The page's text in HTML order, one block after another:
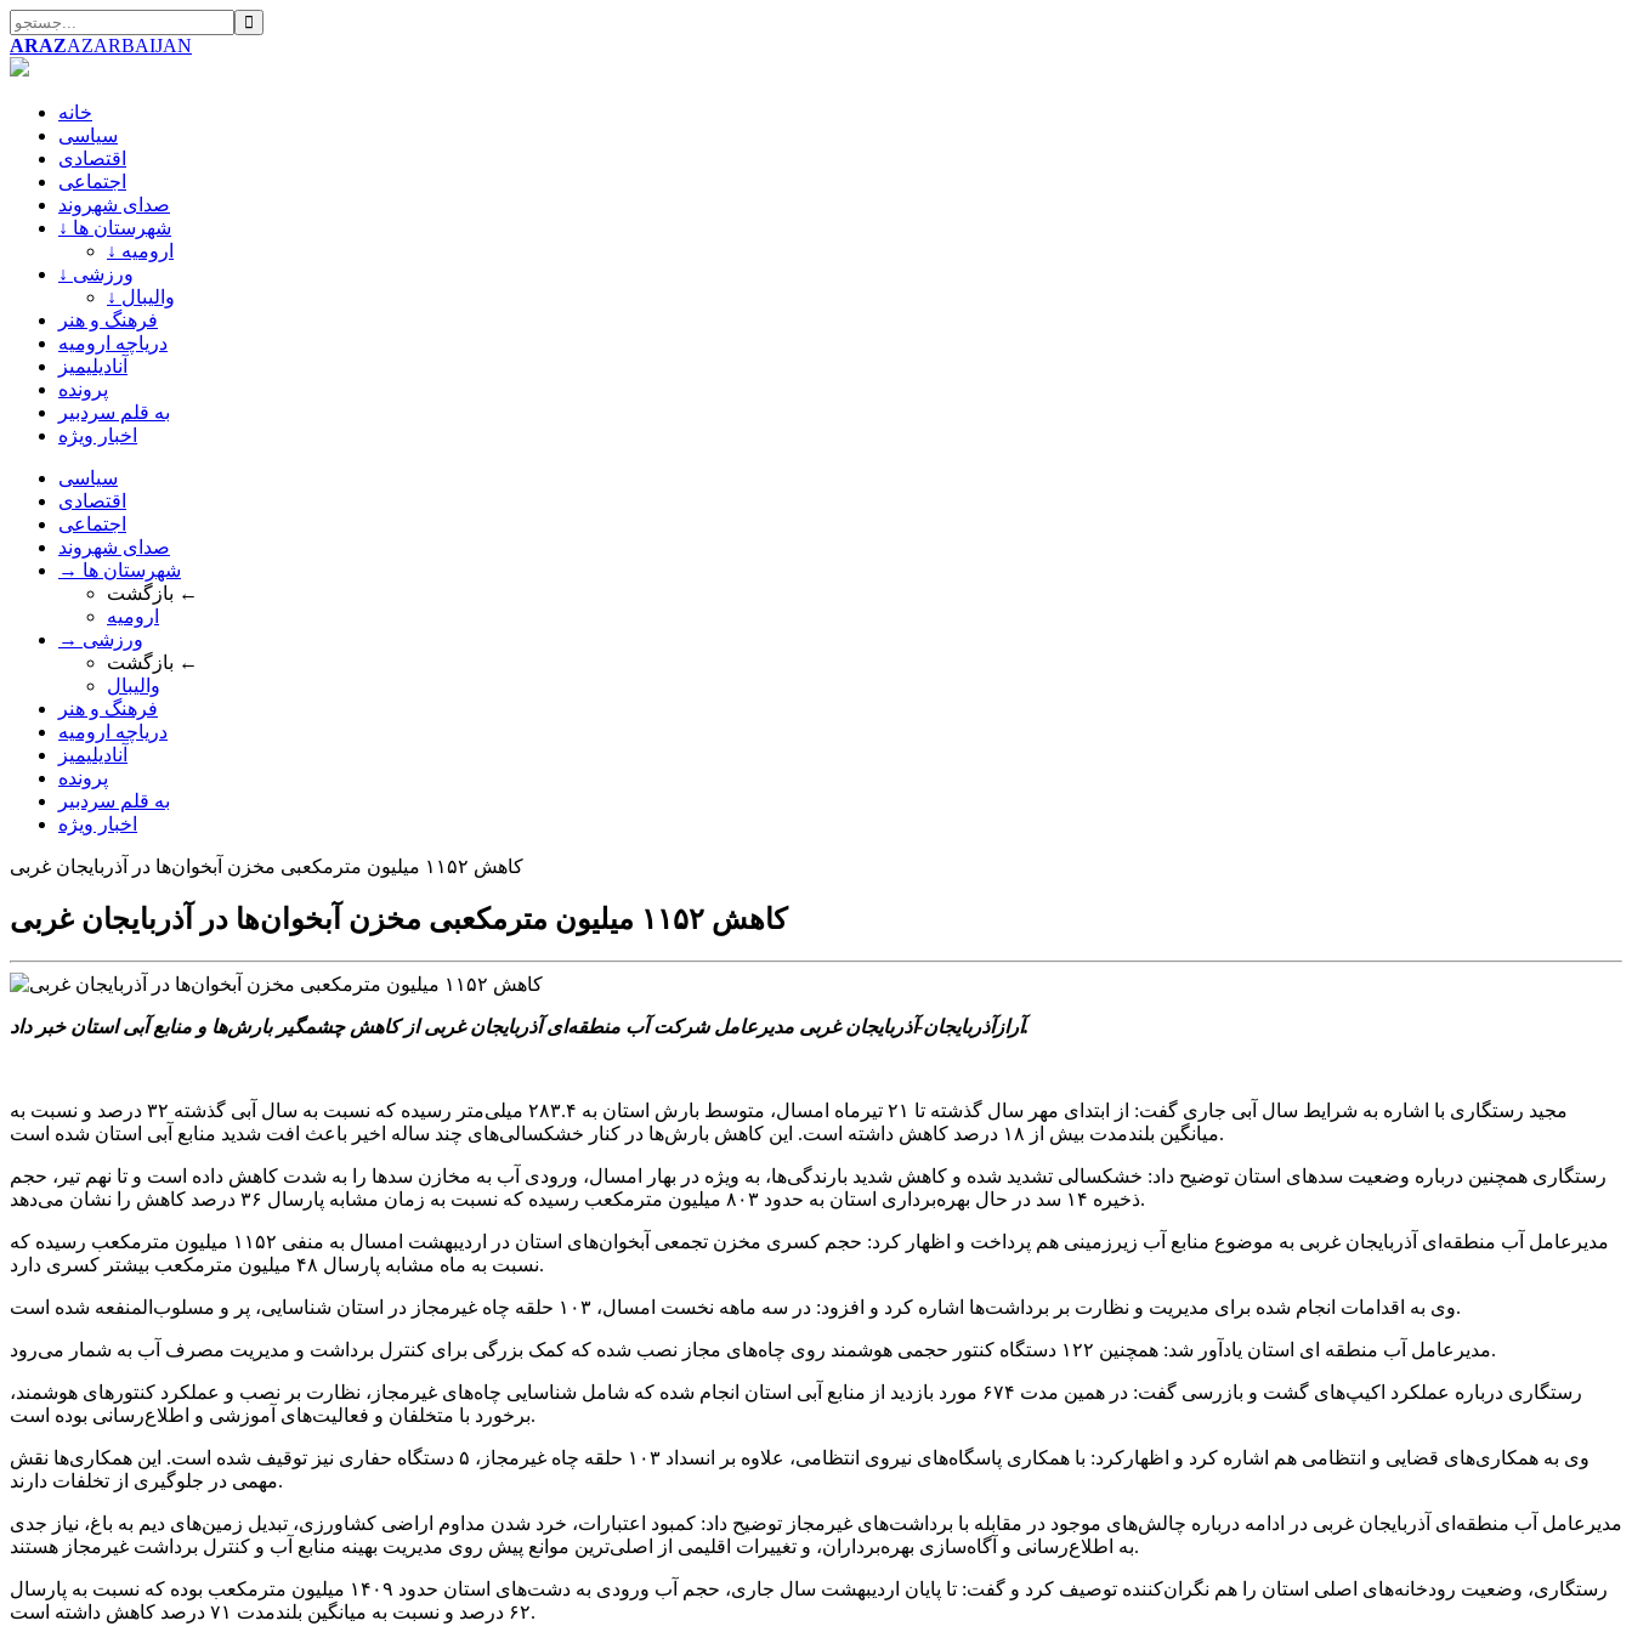
ARAZAZARBAIJAN
خانه
سیاسی
اقتصادی
اجتماعی
صدای شهروند
↓ شهرستان ها
↓ ارومیه
↓ ورزشی
↓ والیبال
فرهنگ و هنر
دریاچه ارومیه
آنادیلیمیز
پرونده
به قلم سردبیر
اخبار ویژه
سیاسی
اقتصادی
اجتماعی
صدای شهروند
→ شهرستان ها
بازگشت ←
ارومیه
→ ورزشی
بازگشت ←
والیبال
فرهنگ و هنر
دریاچه ارومیه
آنادیلیمیز
پرونده
به قلم سردبیر
اخبار ویژه
کاهش ۱۱۵۲ میلیون مترمکعبی مخزن آبخوان‌ها در آذربایجان غربی
کاهش ۱۱۵۲ میلیون مترمکعبی مخزن آبخوان‌ها در آذربایجان غربی
آرازآذربایجان-آذربایجان غربی مدیرعامل شرکت آب منطقه‌ای آذربایجان غربی از کاهش چشمگیر بارش‌ها و منابع آبی استان خبر داد.
مجید رستگاری با اشاره به شرایط سال آبی جاری گفت: از ابتدای مهر سال گذشته تا ۲۱ تیرماه امسال، متوسط بارش استان به ۲۸۳.۴ میلی‌متر رسیده که نسبت به سال آبی گذشته ۳۲ درصد و نسبت به
میانگین بلندمدت بیش از ۱۸ درصد کاهش داشته است. این کاهش بارش‌ها در کنار خشکسالی‌های چند ساله اخیر باعث افت شدید منابع آبی استان شده است.
رستگاری همچنین درباره وضعیت سدهای استان توضیح داد: خشکسالی تشدید شده و کاهش شدید بارندگی‌ها، به ویژه در بهار امسال، ورودی آب به مخازن سدها را به شدت کاهش داده است و تا نهم تیر، حجم
ذخیره ۱۴ سد در حال بهره‌برداری استان به حدود ۸۰۳ میلیون مترمکعب رسیده که نسبت به زمان مشابه پارسال ۳۶ درصد کاهش را نشان می‌دهد.
مدیرعامل آب منطقه‌ای آذربایجان غربی به موضوع منابع آب زیرزمینی هم پرداخت و اظهار کرد: حجم کسری مخزن تجمعی آبخوان‌های استان در اردیبهشت امسال به منفی ۱۱۵۲ میلیون مترمکعب رسیده که
نسبت به ماه مشابه پارسال ۴۸ میلیون مترمکعب بیشتر کسری دارد.
وی به اقدامات انجام شده برای مدیریت و نظارت بر برداشت‌ها اشاره کرد و افزود: در سه ماهه نخست امسال، ۱۰۳ حلقه چاه غیرمجاز در استان شناسایی، پر و مسلوب‌المنفعه شده است.
مدیرعامل آب منطقه ای استان یادآور شد: همچنین ۱۲۲ دستگاه کنتور حجمی هوشمند روی چاه‌های مجاز نصب شده که کمک بزرگی برای کنترل برداشت و مدیریت مصرف آب به شمار می‌رود.
رستگاری درباره عملکرد اکیپ‌های گشت و بازرسی گفت: در همین مدت ۶۷۴ مورد بازدید از منابع آبی استان انجام شده که شامل شناسایی چاه‌های غیرمجاز، نظارت بر نصب و عملکرد کنتورهای هوشمند،
برخورد با متخلفان و فعالیت‌های آموزشی و اطلاع‌رسانی بوده است.
وی به همکاری‌های قضایی و انتظامی هم اشاره کرد و اظهارکرد: با همکاری پاسگاه‌های نیروی انتظامی، علاوه بر انسداد ۱۰۳ حلقه چاه غیرمجاز، ۵ دستگاه حفاری نیز توقیف شده است. این همکاری‌ها نقش
مهمی در جلوگیری از تخلفات دارند.
مدیرعامل آب منطقه‌ای آذربایجان غربی در ادامه درباره چالش‌های موجود در مقابله با برداشت‌های غیرمجاز توضیح داد: کمبود اعتبارات، خرد شدن مداوم اراضی کشاورزی، تبدیل زمین‌های دیم به باغ، نیاز جدی
به اطلاع‌رسانی و آگاه‌سازی بهره‌برداران، و تغییرات اقلیمی از اصلی‌ترین موانع پیش روی مدیریت بهینه منابع آب و کنترل برداشت غیرمجاز هستند.
رستگاری، وضعیت رودخانه‌های اصلی استان را هم نگران‌کننده توصیف کرد و گفت: تا پایان اردیبهشت سال جاری، حجم آب ورودی به دشت‌های استان حدود ۱۴۰۹ میلیون مترمکعب بوده که نسبت به پارسال
۶۲ درصد و نسبت به میانگین بلندمدت ۷۱ درصد کاهش داشته است.